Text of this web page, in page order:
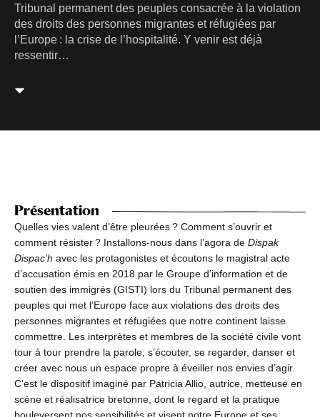
Tribunal permanent des peuples consacrée à la violation
des droits des personnes migrantes et réfugiées par
l’Europe : la crise de l’hospitalité. Y venir est déjà
ressentir…
Présentation
Quelles vies valent d’être pleurées ? Comment s’ouvrir et
comment résister ? Installons-nous dans l’agora de Dispak
Dispac’h avec les protagonistes et écoutons le magistral acte
d’accusation émis en 2018 par le Groupe d’information et de
soutien des immigrés (GISTI) lors du Tribunal permanent des
peuples qui met l’Europe face aux violations des droits des
personnes migrantes et réfugiées que notre continent laisse
commettre. Les interprètes et membres de la société civile vont
tour à tour prendre la parole, s’écouter, se regarder, danser et
créer avec nous un espace propre à éveiller nos envies d’agir.
C’est le dispositif imaginé par Patricia Allio, autrice, metteuse en
scène et réalisatrice bretonne, dont le regard et la pratique